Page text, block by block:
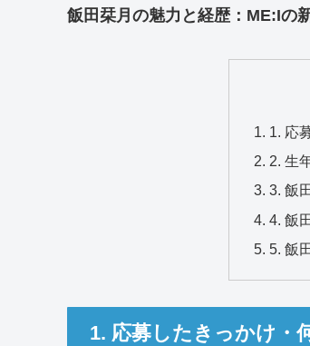
飯田栞月の魅力と経歴：ME:Iの
1. 応
2. 生
3. 飯
4. 飯
5. 飯
1. 応募したきっかけ・